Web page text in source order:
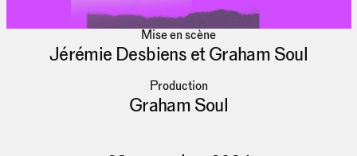
Mise en scène
Jérémie Desbiens et Graham Soul
Production
Graham Soul